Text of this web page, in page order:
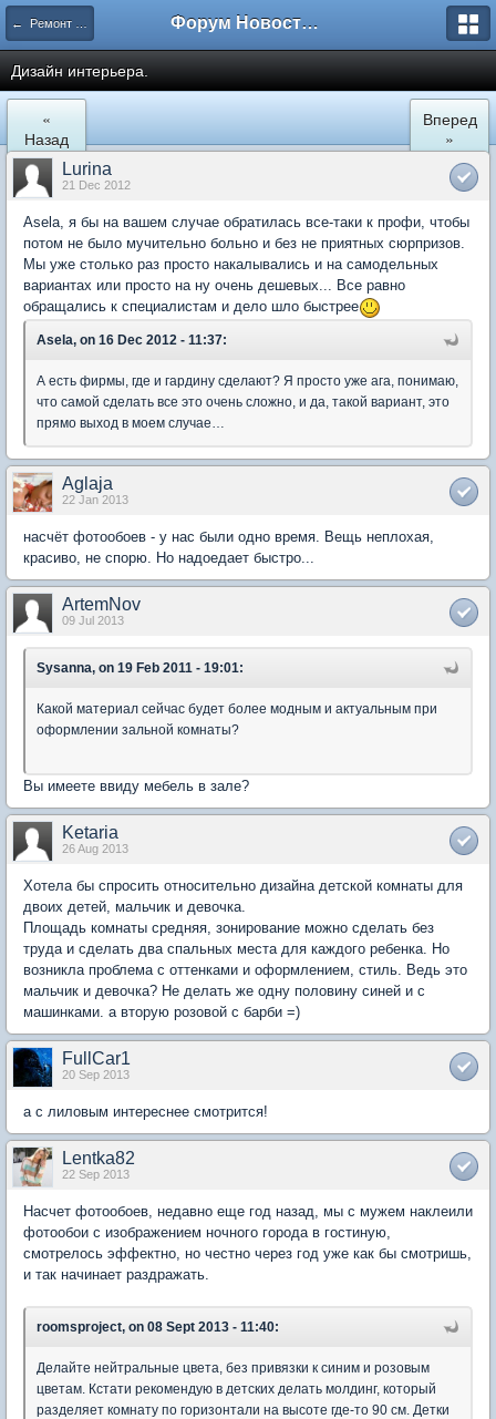
← Ремонт квартир Форум Новостройки
Дизайн интерьера.
«
Назад
Вперед
»
Lurina
21 Dec 2012
Asela, я бы на вашем случае обратилась все-таки к профи, чтобы
потом не было мучительно больно и без не приятных сюрпризов.
Мы уже столько раз просто накалывались и на самодельных
вариантах или просто на ну очень дешевых... Все равно
обращались к специалистам и дело шло быстрее
Asela, on 16 Dec 2012 - 11:37:
А есть фирмы, где и гардину сделают? Я просто уже ага, понимаю,
что самой сделать все это очень сложно, и да, такой вариант, это
прямо выход в моем случае…
Aglaja
22 Jan 2013
насчёт фотообоев - у нас были одно время. Вещь неплохая,
красиво, не спорю. Но надоедает быстро...
ArtemNov
09 Jul 2013
Sysanna, on 19 Feb 2011 - 19:01:
Какой материал сейчас будет более модным и актуальным при
оформлении зальной комнаты?
Вы имеете ввиду мебель в зале?
Ketaria
26 Aug 2013
Хотела бы спросить относительно дизайна детской комнаты для
двоих детей, мальчик и девочка.
Площадь комнаты средняя, зонирование можно сделать без
труда и сделать два спальных места для каждого ребенка. Но
возникла проблема с оттенками и оформлением, стиль. Ведь это
мальчик и девочка? Не делать же одну половину синей и с
машинками. а вторую розовой с барби =)
FullCar1
20 Sep 2013
а с лиловым интереснее смотрится!
Lentka82
22 Sep 2013
Насчет фотообоев, недавно еще год назад, мы с мужем наклеили
фотообои с изображением ночного города в гостиную,
смотрелось эффектно, но честно через год уже как бы смотришь,
и так начинает раздражать.
roomsproject, on 08 Sept 2013 - 11:40:
Делайте нейтральные цвета, без привязки к синим и розовым
цветам. Кстати рекомендую в детских делать молдинг, который
разделяет комнату по горизонтали на высоте где-то 90 см. Детки